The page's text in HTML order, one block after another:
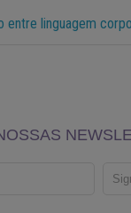
entre linguagem